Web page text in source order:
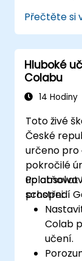
Přečtěte si
Hluboké
Colabu
14 Hodiny
Toto živé
České
určeno pro
pokročilé
uplatňovat
prostředí
Po
schopni:
Colab
učení.